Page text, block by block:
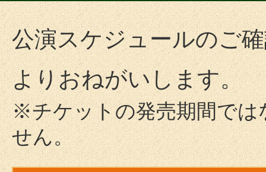
公演スケジュールのご
よりおねがいします。
※チケットの発売期間では
せん。